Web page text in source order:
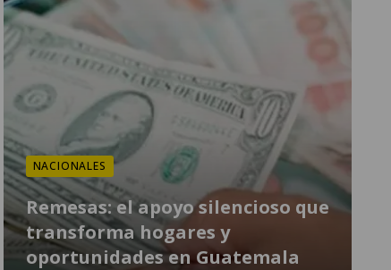
NACIONALES
Remesas: el apoyo silencioso que
transforma hogares y
oportunidades en Guatemala